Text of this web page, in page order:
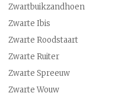
Zwartbuikzandhoen
Zwarte Ibis
Zwarte Roodstaart
Zwarte Ruiter
Zwarte Spreeuw
Zwarte Wouw